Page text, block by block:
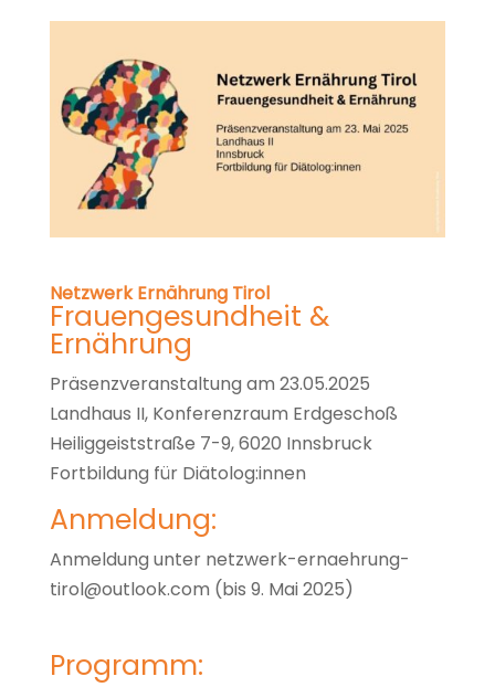
Netzwerk Ernährung Tirol
Frauengesundheit &
Ernährung
Präsenzveranstaltung am 23.05.2025
Landhaus II, Konferenzraum Erdgeschoß
Heiliggeiststraße 7-9, 6020 Innsbruck
Fortbildung für Diätolog:innen
Anmeldung:
Anmeldung unter netzwerk-ernaehrung-
tirol@outlook.com (bis 9. Mai 2025)
Programm: